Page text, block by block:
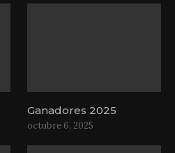
Ganadores 2025
octubre 6, 2025